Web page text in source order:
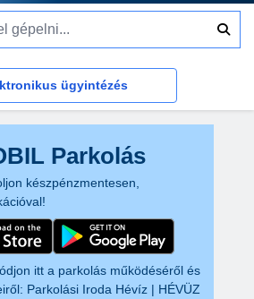
ügyintézés
Parkolás
készpénzmentesen,
itt a parkolás működéséről és
Parkolási Iroda Hévíz | HÉVÜZ